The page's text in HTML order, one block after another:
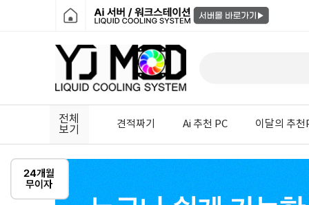
전체
보기
견적짜기 Ai 추천 PC 이달의 추천